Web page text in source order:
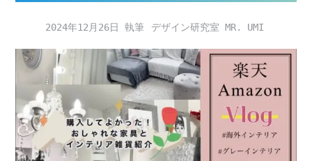
2024年12月26日 デザイン研究室 MR. UMI